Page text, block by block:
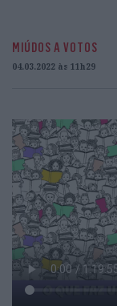
MIÚDOS A VOTOS
04.03.2022 às 11h29